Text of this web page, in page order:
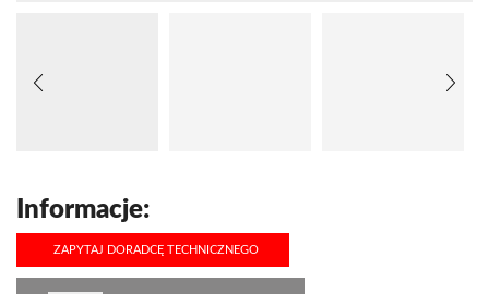
Informacje:
ZAPYTAJ DORADCĘ TECHNICZNEGO